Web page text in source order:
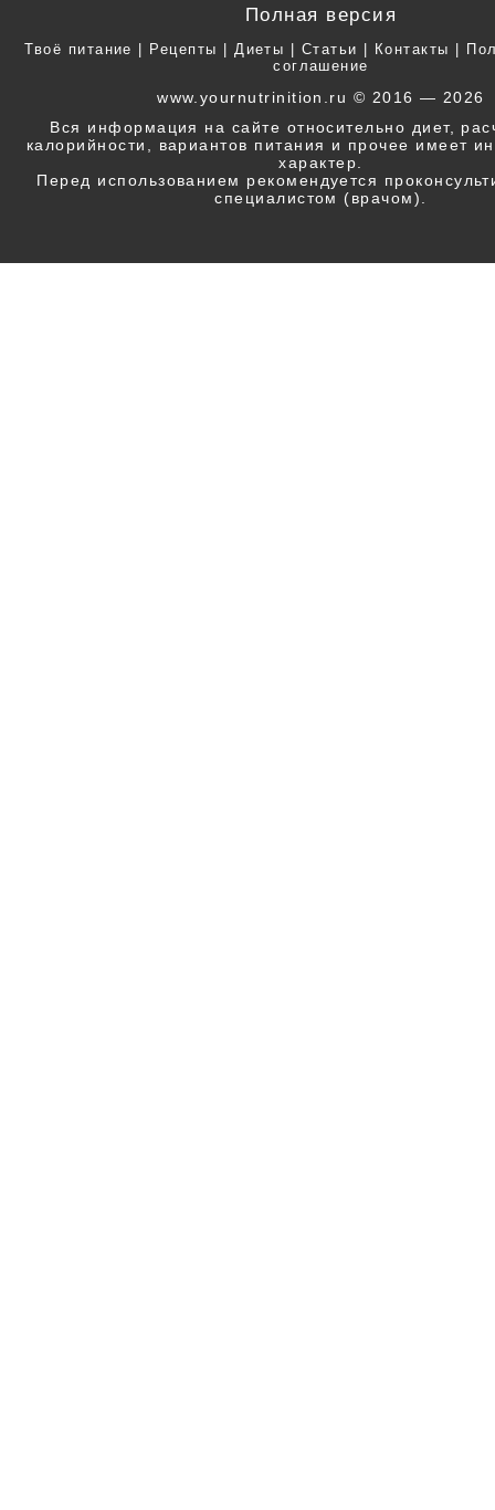
Полная версия
Твоё питание Рецепты |Диеты Статьи Контакты
соглашение
www.yournutrinition.ru © 2016 — 2026
Вся информация на сайте относительно диет,
калорийности, вариантов питания и прочее имеет
характер.
Перед использованием рекомендуется
специалистом (врачом).